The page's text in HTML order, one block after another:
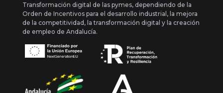
Transformación digital de las pymes, dependiendo de la
Orden de Incentivos para el desarrollo industrial, la mejora
de la competitividad, la transformación digital y la creación
de empleo de Andalucía.